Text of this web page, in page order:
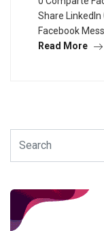
Share
Facebook
Read More